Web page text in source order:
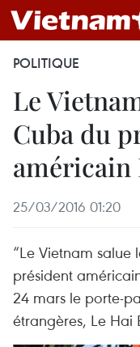
POLITIQUE
Le
Cuba du
américain
25/03/2016 01:20
“Le Vietnam salue
président
24 mars le porte-
étrangères, Le Hai